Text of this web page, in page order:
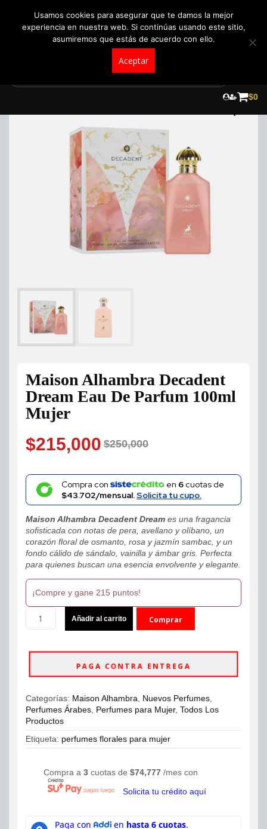
$0
Maison Alhambra Decadent
Dream Eau De Parfum 100ml
Mujer
$250,000
Original
price
was:
$250,000.
$215,000
Current
price
is:
$215,000.
Compra con en 6cuotas de
$43.702/mensual.Solicita tu cupo.
Maison Alhambra Decadent Dream es una fragancia
sofisticada con notas de pera, avellano y olíbano, un
corazón floral de osmanto, rosa y jazmín sambac, y un
fondo cálido de sándalo, vainilla y ámbar gris. Perfecta
para quienes buscan una esencia envolvente y elegante.
¡Compre y gane 215 puntos!
Alhambra
Parfum
Mujer
cantidad
Añadir al carrito Comprar
PAGA CONTRA ENTREGA
Categorías: Maison Alhambra, Nuevos Perfumes,
Perfumes Árabes, Perfumes para Mujer, Todos Los
Productos
Etiqueta: perfumes florales para mujer
Compra a 3 cuotas de $74,777 /mes con
Solicita tu crédito aquí
Usamos cookies para asegurar que te damos la mejor
experiencia en nuestra web. Si continúas usando este sitio,
asumiremos que estás de acuerdo con ello.
Aceptar